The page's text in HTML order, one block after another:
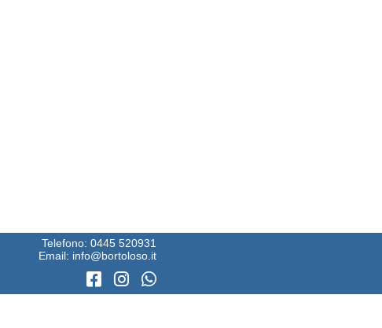
Telefono: 0445 520931
Email: info@bortoloso.it